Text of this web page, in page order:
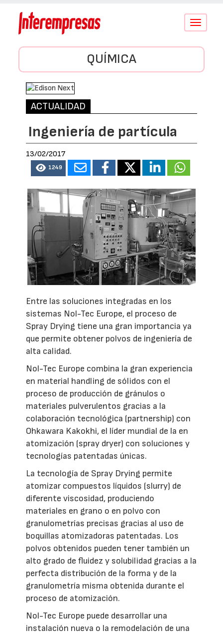
Conmutar
QUÍMICA
ACTUALIDAD
Ingeniería de partícula
13/02/2017
1249
Entre las soluciones integradas en los
sistemas Nol-Tec Europe, el proceso de
Spray Drying tiene una gran importancia ya
que permite obtener polvos de ingeniería de
alta calidad.
Nol-Tec Europe combina la gran experiencia
en material handling de sólidos con el
proceso de producción de gránulos o
materiales pulverulentos gracias a la
colaboración tecnológica (partnership) con
Ohkawara Kakokhi, el líder mundial de la en
atomización (spray dryer) con soluciones y
tecnologías patentadas únicas.
La tecnología de Spray Drying permite
atomizar compuestos líquidos (slurry) de
diferente viscosidad, produciendo
materiales en grano o en polvo con
granulometrías precisas gracias al uso de
boquillas atomizadoras patentadas. Los
polvos obtenidos pueden tener también un
alto grado de fluidez y solubilidad gracias a la
perfecta distribución de la forma y de la
granulometría misma obtenida durante el
proceso de atomización.
Nol-Tec Europe puede desarrollar una
instalación nueva o la remodelación de una